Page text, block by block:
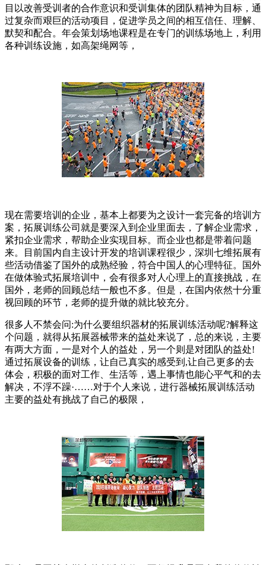
目以改善受训者的合作意识和受训集体的团队精神为目标，通
过复杂而艰巨的活动项目，促进学员之间的相互信任、理解、
默契和配合。年会策划场地课程是在专门的训练场地上，利用
各种训练设施，如高架绳网等，
现在需要培训的企业，基本上都要为之设计一套完备的培训方
案，拓展训练公司就是要深入到企业里面去，了解企业需求，
紧扣企业需求，帮助企业实现目标。而企业也都是带着问题
来。目前国内自主设计开发的培训课程很少，深圳七维拓展有
些活动借鉴了国外的成熟经验，符合中国人的心理特征。国外
在做体验式拓展培训中，会有很多对人心理上的直接挑战，在
国外，老师的回顾总结一般也不多。但是，在国内依然十分重
视回顾的环节，老师的提升做的就比较充分。
很多人不禁会问:为什么要组织器材的拓展训练活动呢?解释这
个问题，就得从拓展器械带来的益处来说了，总的来说，主要
有两大方面，一是对个人的益处，另一个则是对团队的益处!
通过拓展设备的训练，让自己真实的感受到,让自己更多的去
体会，积极的面对工作、生活等，遇上事情也能心平气和的去
解决，不浮不躁·……对于个人来说，进行器械拓展训练活动
主要的益处有挑战了自己的极限，